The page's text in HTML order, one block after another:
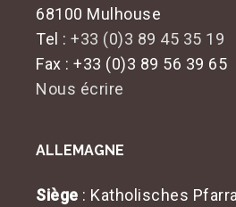
68100 Mulhouse
Tel : +33 (0)3 89 45 35 19
Fax : +33 (0)3 89 56 39 65
Nous écrire
ALLEMAGNE
Siège : Katholisches